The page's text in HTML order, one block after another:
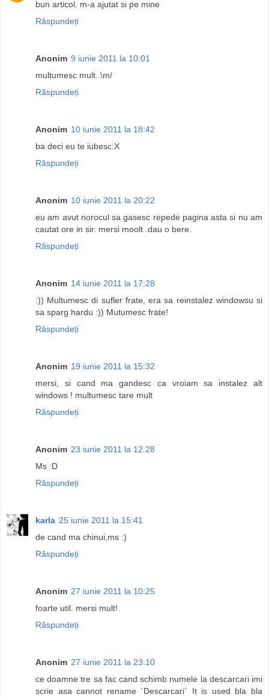
bun articol. m-a ajutat si pe mine
Răspundeți
Anonim 9 iunie 2011 la 10:01
multumesc mult..\m/
Răspundeți
Anonim 10 iunie 2011 la 18:42
ba deci eu te iubesc:X
Răspundeți
Anonim 10 iunie 2011 la 20:22
eu am avut norocul sa gasesc repede pagina asta si nu am
cautat ore in sir. mersi moolt .dau o bere.
Răspundeți
Anonim 14 iunie 2011 la 17:28
:)) Multumesc di sufler frate, era sa reinstalez windowsu si
sa sparg hardu :)) Mutumesc frate!
Răspundeți
Anonim 19 iunie 2011 la 15:32
mersi, si cand ma gandesc ca vroiam sa instalez alt
windows ! multumesc tare mult
Răspundeți
Anonim 23 iunie 2011 la 12:28
Ms :D
Răspundeți
karla 25 iunie 2011 la 15:41
de cand ma chinui,ms :)
Răspundeți
Anonim 27 iunie 2011 la 10:25
foarte util. mersi mult!
Răspundeți
Anonim 27 iunie 2011 la 23:10
ce doamne tre sa fac cand schimb numele la descarcari imi
scrie asa cannot rename `Descarcari` It is used bla bla